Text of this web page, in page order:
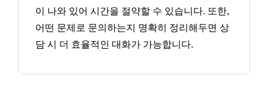
이 나와 있어 시간을 절약할 수 있습니다. 또한,
어떤 문제로 문의하는지 명확히 정리해두면 상
담 시 더 효율적인 대화가 가능합니다.